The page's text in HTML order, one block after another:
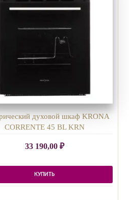
духовой шкаф KRONA
CORRENTE 45 BL KRN
33 190,00 ₽
КУПИТЬ